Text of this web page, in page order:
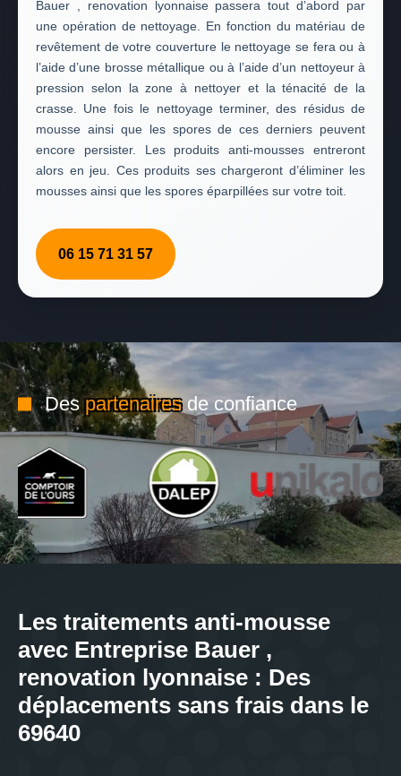
Bauer , renovation lyonnaise passera tout d’abord par
une opération de nettoyage. En fonction du matériau de
revêtement de votre couverture le nettoyage se fera ou à
l’aide d’une brosse métallique ou à l’aide d’un nettoyeur à
pression selon la zone à nettoyer et la ténacité de la
crasse. Une fois le nettoyage terminer, des résidus de
mousse ainsi que les spores de ces derniers peuvent
encore persister. Les produits anti-mousses entreront
alors en jeu. Ces produits ses chargeront d’éliminer les
mousses ainsi que les spores éparpillées sur votre toit.
06 15 71 31 57
Despartenairesde confiance
Les traitements anti-mousse
avec Entreprise Bauer ,
renovation lyonnaise : Des
déplacements sans frais dans le
69640